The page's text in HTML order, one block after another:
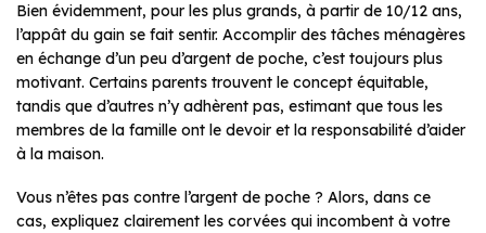
Bien évidemment, pour les plus grands, à partir de 10/12 ans,
l’appât du gain se fait sentir. Accomplir des tâches ménagères
en échange d’un peu d’argent de poche, c’est toujours plus
motivant. Certains parents trouvent le concept équitable,
tandis que d’autres n’y adhèrent pas, estimant que tous les
membres de la famille ont le devoir et la responsabilité d’aider
à la maison.
Vous n’êtes pas contre l’argent de poche ? Alors, dans ce
cas, expliquez clairement les corvées qui incombent à votre